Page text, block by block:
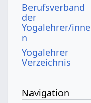
Berufsverband
der
Yogalehrer/inne
n
Yogalehrer
Verzeichnis
Navigation